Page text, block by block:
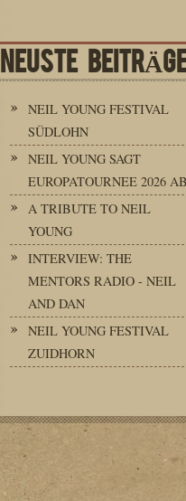
NEUSTE
NEIL YOUNG FESTIVAL
SÜDLOHN
NEIL YOUNG SAGT
EUROPATOURNEE 2026 AB
A TRIBUTE TO NEIL
YOUNG
INTERVIEW: THE
MENTORS RADIO - NEIL
AND DAN
NEIL YOUNG FESTIVAL
ZUIDHORN